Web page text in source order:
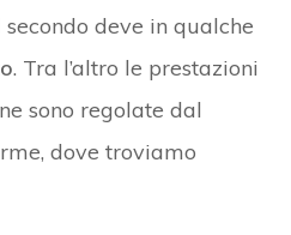
deve in qualche
. Tra l’altro le prestazioni
sono regolate dal
dove troviamo